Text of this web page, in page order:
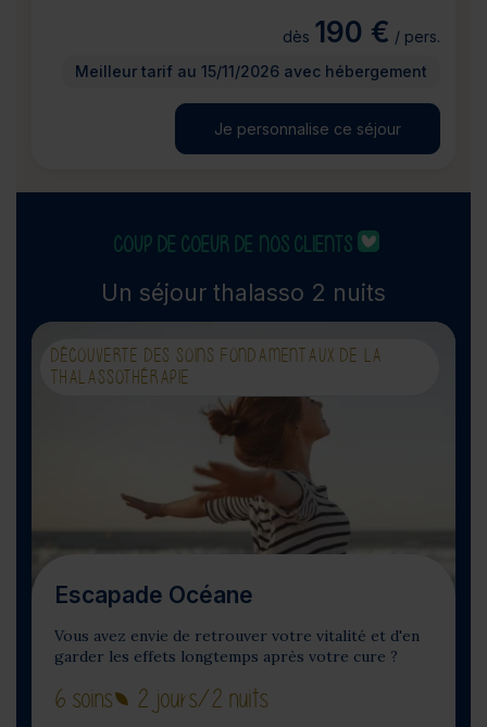
dès 190 € / pers.
Meilleur tarif au 15/11/2026 avec hébergement
Je personnalise ce séjour
COUP DE COEUR DE NOS CLIENTS
Un séjour thalasso 2 nuits
DÉCOUVERTE DES SOINS FONDAMENTAUX DE LA
THALASSOTHÉRAPIE
Escapade Océane
Vous avez envie de retrouver votre vitalité et d'en
garder les effets longtemps après votre cure ?
6 soins 2 jours/2 nuits